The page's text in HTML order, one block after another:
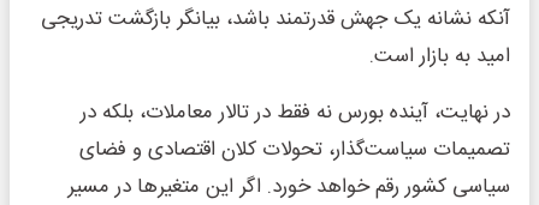
آنکه نشانه یک جهش قدرتمند باشد، بیانگر بازگشت تدریجی
امید به بازار است.
در نهایت، آینده بورس نه فقط در تالار معاملات، بلکه در
تصمیمات سیاست‌گذار، تحولات کلان اقتصادی و فضای
سیاسی کشور رقم خواهد خورد. اگر این متغیرها در مسیر